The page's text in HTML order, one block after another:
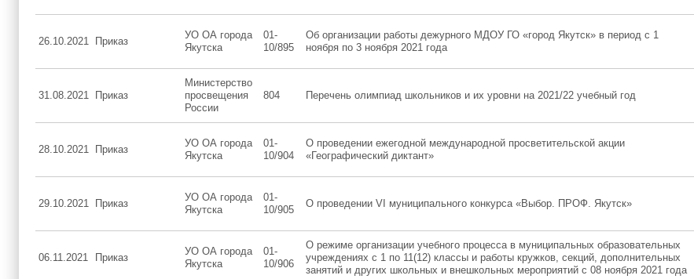
26.10.2021 Приказ
УО ОА города
Якутска
01-
10/895
Об организации работы дежурного МДОУ ГО «город Якутск» в период с 1
ноября по 3 ноября 2021 года
31.08.2021 Приказ
Министерство
просвещения
России
804 Перечень олимпиад школьников и их уровни на 2021/22 учебный год
28.10.2021 Приказ
УО ОА города
Якутска
01-
10/904
О проведении ежегодной международной просветительской акции
«Географический диктант»
29.10.2021 Приказ
УО ОА города
Якутска
01-
10/905
О проведении VI муниципального конкурса «Выбор. ПРОФ. Якутск»
06.11.2021 Приказ
УО ОА города
Якутска
01-
10/906
О режиме организации учебного процесса в муниципальных образовательных
учреждениях с 1 по 11(12) классы и работы кружков, секций, дополнительных
занятий и других школьных и внешкольных мероприятий с 08 ноября 2021 года